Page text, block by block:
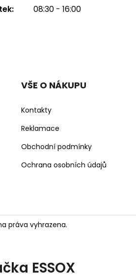
08:30 - 16:00
VŠE O NÁKUPU
Kontakty
Reklamace
Obchodní podmínky
Ochrana osobních údajů
práva vyhrazena.
ESSOX